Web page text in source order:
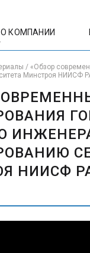
О КОМПАНИИ
/ «Обзор
Минстроя НИИСФ
НИИСФ